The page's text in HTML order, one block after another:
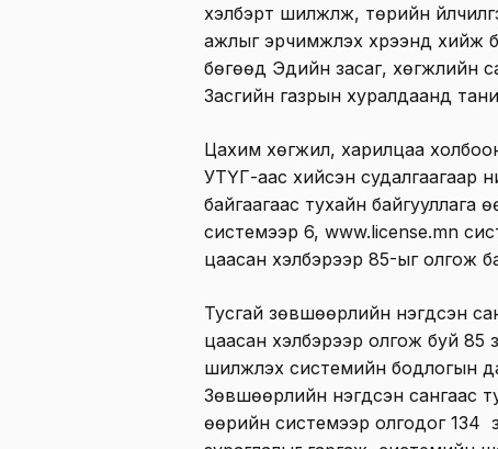
хэлбэрт шилжүүлж, төрийн
ажлыг эрчимжүүлэх хүрээнд
бөгөөд Эдийн засаг, хөгжлийн
Засгийн газрын хуралдаанд
Цахим хөгжил, харилцаа
УТҮГ-аас хийсэн судалгаагаар
байгаагаас тухайн
системээр 6, www.license.mn
цаасан хэлбэрээр 85-ыг олгож
Тусгай зөвшөөрлийн нэгдсэн
цаасан хэлбэрээр олгож буй 85
шилжүүлэх системийн бодлогын
Зөвшөөрлийн нэгдсэн сангаас
өөрийн системээр олгодог 134